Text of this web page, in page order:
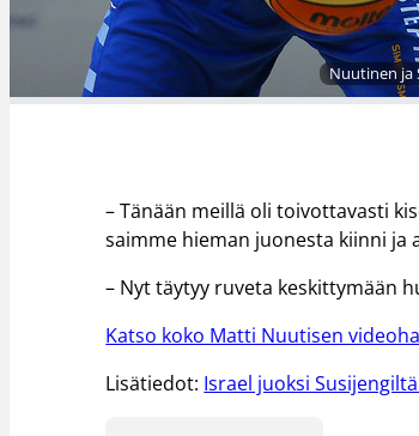
Nuutinen ja
– Tänään meillä oli toivottavasti
saimme hieman juonesta kiinni ja
– Nyt täytyy ruveta keskittymään
Katso koko Matti Nuutisen
Lisätiedot: Israel juoksi